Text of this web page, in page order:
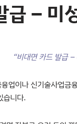
급 – 미
“비대면 카드 발급
업이나 신기술사업
습니다.